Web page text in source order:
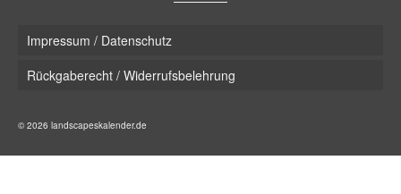
Impressum / Datenschutz
Rückgaberecht / Widerrufsbelehrung
© 2026 landscapeskalender.de